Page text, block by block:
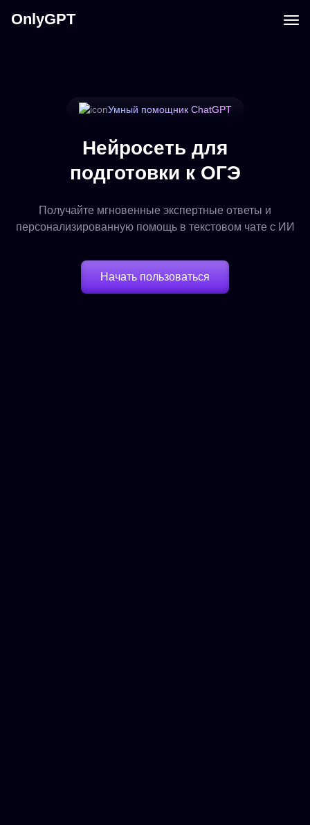
OnlyGPT
Умный помощник ChatGPT
Нейросеть для
подготовки к ОГЭ
Получайте мгновенные экспертные ответы и
персонализированную помощь в текстовом чате с ИИ
Начать пользоваться